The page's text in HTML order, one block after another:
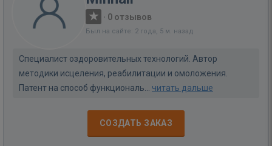
· 0 отзывов
Был на сайте: 2 года, 5 м. назад
Специалист оздоровительных технологий. Автор
методики исцеления, реабилитации и омоложения.
Патент на способ функциональ... читать дальше
СОЗДАТЬ ЗАКАЗ